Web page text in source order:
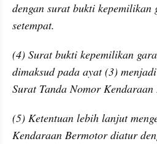
dengan surat bukti
setempat.
(4) Surat bukti kepemilikan
dimaksud pada ayat (3)
Surat Tanda Nomor Kendaraan
(5) Ketentuan lebih lanjut
Kendaraan Bermotor diatur